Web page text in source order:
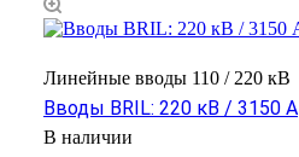
Линейные вводы 110 / 220 кВ
Вводы BRIL: 220 кВ / 3150 А
В наличии